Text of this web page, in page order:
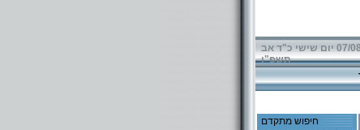
07/08/2026 יום שישי כ"ד אב
תשפ"ו
חיפוש מתקדם